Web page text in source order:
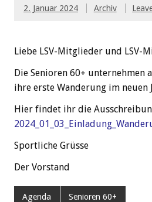
2. Januar 2024 Archiv
Liebe LSV-Mitglieder und LSV-
Die Senioren 60+ unternehmen
ihre erste Wanderung im neuen
Hier findet ihr die
Sportliche Grüsse
Der Vorstand
Agenda Senioren 60+